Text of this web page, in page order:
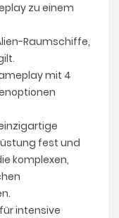
zu einem
Raumschiffe,
mit 4
fest und
komplexen,
intensive